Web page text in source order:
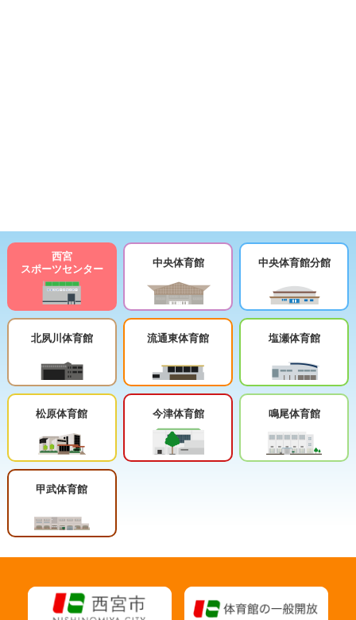
西宮
スポーツセンター
中央体育館 中央体育館分館
北夙川体育館 流通東体育館 塩瀬体育館
松原体育館 今津体育館 鳴尾体育館
甲武体育館